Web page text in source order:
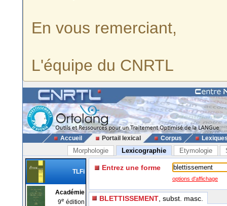
En vous remerciant,
L'équipe du CNRTL
Accueil Portail lexical Corpus
Morphologie Lexicographie Etymologie
TLFi
Académie
9e édition
Entrez une forme
options d'affichage
BLETTISSEMENT , subst. masc.